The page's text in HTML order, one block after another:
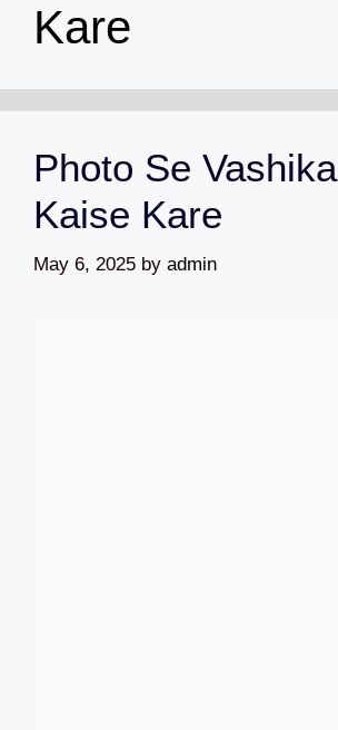
Kare
Photo Se
Kaise Kare
May 6, 2025 by admin